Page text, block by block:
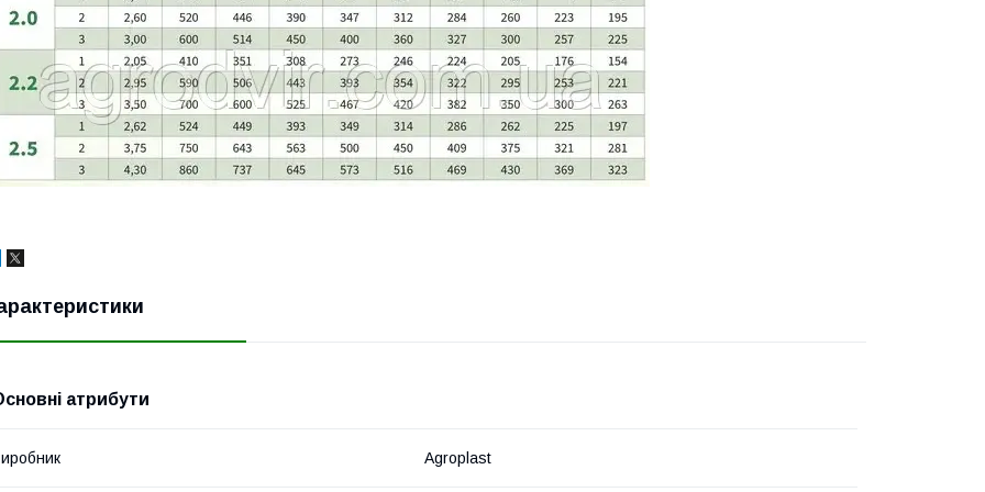
атрибути
Agroplast